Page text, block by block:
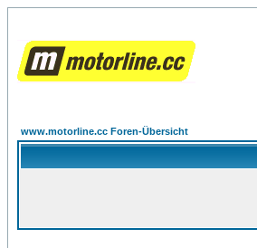
www.motorline.cc Foren-Übersicht